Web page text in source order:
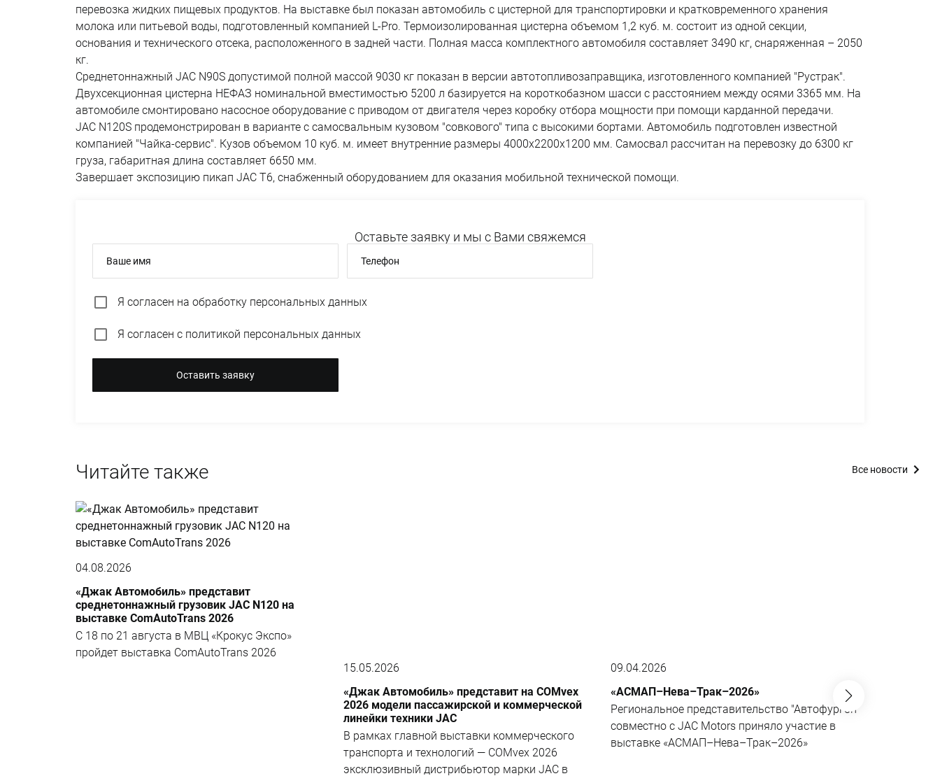
Оставьте заявку и мы с Вами свяжемся
Ваше имя Телефон
Я согласен на обработку персональных данных
Я согласен с политикой персональных данных
Оставить заявку
перевозка жидких пищевых продуктов. На выставке был показан автомобиль с цистерной для транспортировки и кратковременного хранения
молока или питьевой воды, подготовленный компанией L-Pro. Термоизолированная цистерна объемом 1,2 куб. м. состоит из одной секции,
основания и технического отсека, расположенного в задней части. Полная масса комплектного автомобиля составляет 3490 кг, снаряженная – 2050
кг.
Среднетоннажный JAC N90S допустимой полной массой 9030 кг показан в версии автотопливозаправщика, изготовленного компанией "Рустрак".
Двухсекционная цистерна НЕФАЗ номинальной вместимостью 5200 л базируется на короткобазном шасси с расстоянием между осями 3365 мм. На
автомобиле смонтировано насосное оборудование с приводом от двигателя через коробку отбора мощности при помощи карданной передачи.
JAC N120S продемонстрирован в варианте с самосвальным кузовом "совкового" типа с высокими бортами. Автомобиль подготовлен известной
компанией "Чайка-сервис". Кузов объемом 10 куб. м. имеет внутренние размеры 4000х2200х1200 мм. Самосвал рассчитан на перевозку до 6300 кг
груза, габаритная длина составляет 6650 мм.
Завершает экспозицию пикап JAC T6, снабженный оборудованием для оказания мобильной технической помощи.
Читайте также
04.08.2026
«Джак Автомобиль» представит
среднетоннажный грузовик JAC N120 на
выставке ComAutoTrans 2026
С 18 по 21 августа в МВЦ «Крокус Экспо»
пройдет выставка ComAutoTrans 2026
15.05.2026
«Джак Автомобиль» представит на COMvex
2026 модели пассажирской и коммерческой
линейки техники JAC
В рамках главной выставки коммерческого
транспорта и технологий — COMvex 2026
эксклюзивный дистрибьютор марки JAC в
09.04.2026
«АСМАП–Нева–Трак–2026»
Региональное представительство "Автофургон"
совместно с JAC Motors приняло участие в
выставке «АСМАП–Нева–Трак–2026»
Все новости